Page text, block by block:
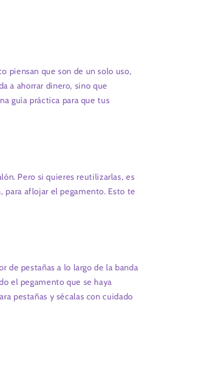
piensan que son de un solo uso,
a ahorrar dinero, sino que
guía práctica para que tus
Pero si quieres reutilizarlas, es
para aflojar el pegamento. Esto te
de pestañas a lo largo de la banda
el pegamento que se haya
pestañas y sécalas con cuidado